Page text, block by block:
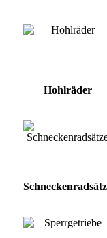
Hohlräder